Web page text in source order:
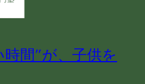
間”が、子供を